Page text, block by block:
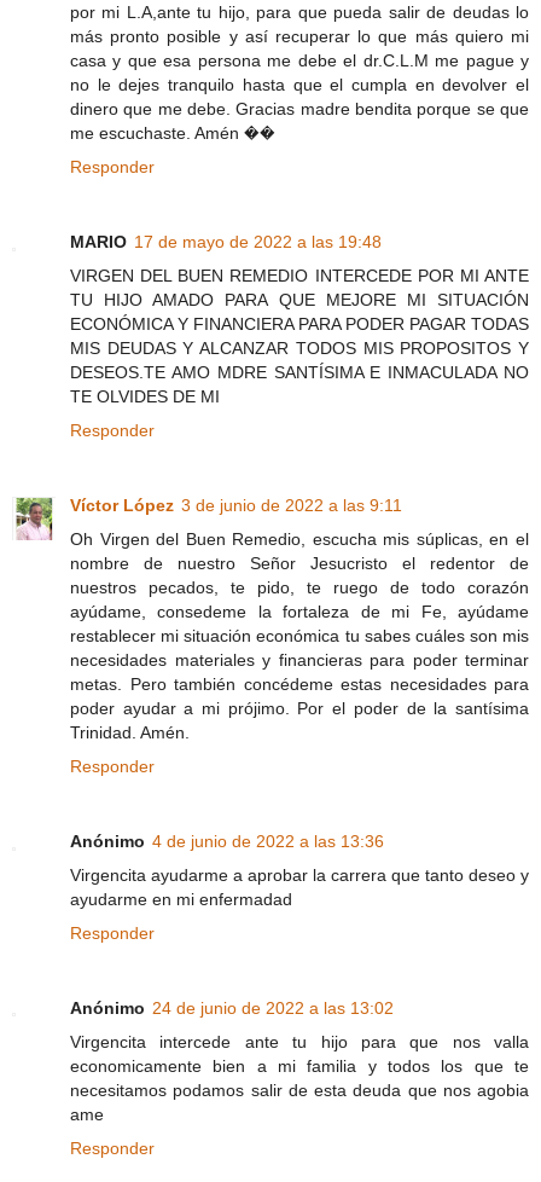
por mi L.A,ante tu hijo, para que pueda salir de deudas lo
más pronto posible y así recuperar lo que más quiero mi
casa y que esa persona me debe el dr.C.L.M me pague y
no le dejes tranquilo hasta que el cumpla en devolver el
dinero que me debe. Gracias madre bendita porque se que
me escuchaste. Amén ��
Responder
MARIO 17 de mayo de 2022 a las 19:48
VIRGEN DEL BUEN REMEDIO INTERCEDE POR MI ANTE
TU HIJO AMADO PARA QUE MEJORE MI SITUACIÓN
ECONÓMICA Y FINANCIERA PARA PODER PAGAR TODAS
MIS DEUDAS Y ALCANZAR TODOS MIS PROPOSITOS Y
DESEOS.TE AMO MDRE SANTÍSIMA E INMACULADA NO
TE OLVIDES DE MI
Responder
Víctor López 3 de junio de 2022 a las 9:11
Oh Virgen del Buen Remedio, escucha mis súplicas, en el
nombre de nuestro Señor Jesucristo el redentor de
nuestros pecados, te pido, te ruego de todo corazón
ayúdame, consedeme la fortaleza de mi Fe, ayúdame
restablecer mi situación económica tu sabes cuáles son mis
necesidades materiales y financieras para poder terminar
metas. Pero también concédeme estas necesidades para
poder ayudar a mi prójimo. Por el poder de la santísima
Trinidad. Amén.
Responder
Anónimo 4 de junio de 2022 a las 13:36
Virgencita ayudarme a aprobar la carrera que tanto deseo y
ayudarme en mi enfermadad
Responder
Anónimo 24 de junio de 2022 a las 13:02
Virgencita intercede ante tu hijo para que nos valla
economicamente bien a mi familia y todos los que te
necesitamos podamos salir de esta deuda que nos agobia
ame
Responder